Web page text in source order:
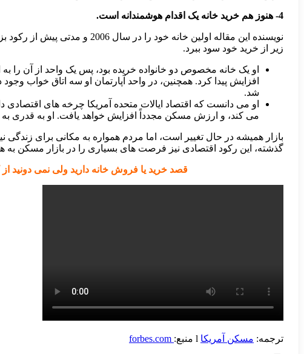
4- هنوز هم خرید خانه یک اقدام هوشمندانه است.
نویسنده این مقاله اولین
زیر از خرید خود سود ببرد.
شد.
او می دانست که اقتصاد ایالات متحده آمریکا چرخه های
می کند، و ارزش مسکن مجدداً افزایش خواهد یافت. او به قدری به
بازار همیشه در حال تغییر است، اما مردم همواره به مکانی برای زندگی
گذشته، این رکود اقتصادی نیز فرصت های بسیاری را در بازار مسکن به
قصد خرید یا فروش خانه دارید ولی نمی دونید از کجا
ترجمه: مسکن آمریکا